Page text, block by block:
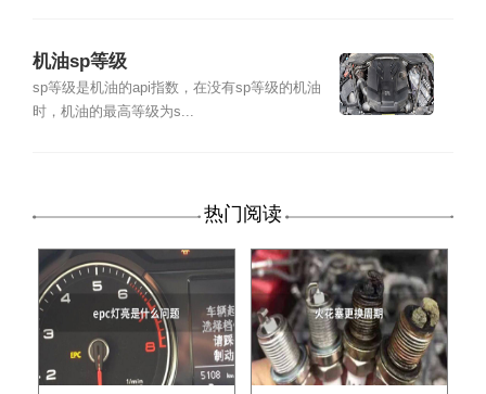
机油sp等级
sp等级是机油的api指数，在没有sp等级的机油
时，机油的最高等级为s...
热门阅读